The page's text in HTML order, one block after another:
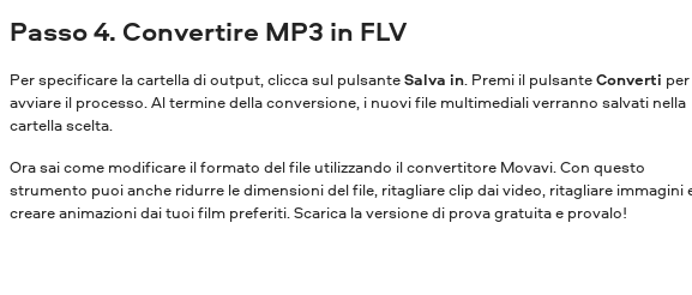
Passo 4. Convertire MP3 in FLV
Per specificare la cartella di output, clicca sul pulsanteSalva in. Premi il pulsanteConverti per
avviare il processo. Al termine della conversione, i nuovi file multimediali verranno salvati nella
cartella scelta.
Ora sai come modificare il formato del file utilizzando il convertitore Movavi. Con questo
strumento puoi anche ridurre le dimensioni del file, ritagliare clip dai video, ritagliare immagini
creare animazioni dai tuoi film preferiti. Scarica la versione di prova gratuita e provalo!